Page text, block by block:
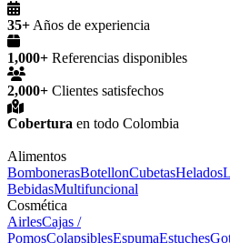
35+ Años de experiencia
1,000+ Referencias disponibles
2,000+ Clientes satisfechos
Cobertura en todo Colombia
Alimentos
BombonerasBotellonCubetasHelados
BebidasMultifuncional
Cosmética
AirlesCajas /
PomosColapsiblesEspumaEstuches